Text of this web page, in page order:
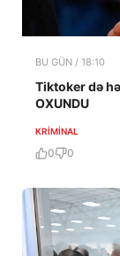
BU GÜN / 18:10
Tiktoker də
OXUNDU
KRIMINAL
0 0